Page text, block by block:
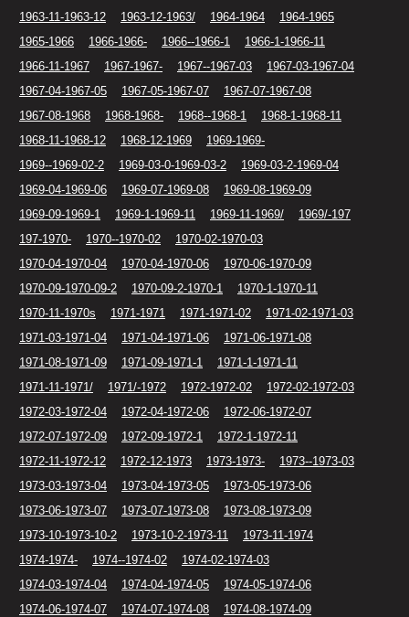
1963-11-1963-12
1963-12-1963/ 1964-1964
1964-1965
1965-1966
1966-1966- 1966--1966-1
1966-1-1966-11
1966-11-1967
1967-1967- 1967--1967-03
1967-03-1967-04
1967-04-1967-05
1967-05-1967-07
1967-07-1967-08
1967-08-1968
1968-1968- 1968--1968-1
1968-1-1968-11
1968-11-1968-12
1968-12-1969
1969-1969-
1969--1969-02-2
1969-03-0-1969-03-2
1969-03-2-1969-04
1969-04-1969-06
1969-07-1969-08
1969-08-1969-09
1969-09-1969-1
1969-1-1969-11 1969-11-1969/
1969/-197
197-1970-
1970--1970-02
1970-02-1970-03
1970-04-1970-04
1970-04-1970-06
1970-06-1970-09
1970-09-1970-09-2
1970-09-2-1970-1
1970-1-1970-11
1970-11-1970s
1971-1971 1971-1971-02
1971-02-1971-03
1971-03-1971-04
1971-04-1971-06
1971-06-1971-08
1971-08-1971-09
1971-09-1971-1
1971-1-1971-11
1971-11-1971/
1971/-1972 1972-1972-02
1972-02-1972-03
1972-03-1972-04
1972-04-1972-06
1972-06-1972-07
1972-07-1972-09
1972-09-1972-1
1972-1-1972-11
1972-11-1972-12
1972-12-1973 1973-1973-
1973--1973-03
1973-03-1973-04
1973-04-1973-05
1973-05-1973-06
1973-06-1973-07
1973-07-1973-08
1973-08-1973-09
1973-10-1973-10-2
1973-10-2-1973-11
1973-11-1974
1974-1974-
1974--1974-02
1974-02-1974-03
1974-03-1974-04
1974-04-1974-05
1974-05-1974-06
1974-06-1974-07
1974-07-1974-08
1974-08-1974-09